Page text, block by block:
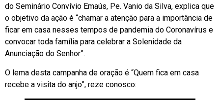
do Seminário Convívio Emaús, Pe. Vanio da Silva, explica que
o objetivo da ação é “chamar a atenção para a importância de
ficar em casa nesses tempos de pandemia do Coronavírus e
convocar toda família para celebrar a Solenidade da
Anunciação do Senhor”.
O lema desta campanha de oração é “Quem fica em casa
recebe a visita do anjo”, reze conosco: